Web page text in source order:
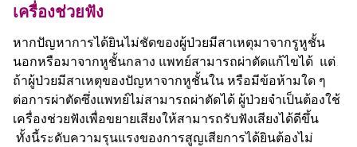
เครื่องช่วยฟัง
หากปัญหาการได้ยินไม่ชัดของผู้ป่วยมีสาเหตุมาจากรูหูชั้น
นอกหรือมาจากหูชั้นกลาง แพทย์สามารถผ่าตัดแก้ไขได้ แต่
ถ้าผู้ป่วยมีสาเหตุของปัญหาจากหูชั้นใน หรือมีข้อห้ามใด ๆ
ต่อการผ่าตัดซึ่งแพทย์ไม่สามารถผ่าตัดได้ ผู้ป่วยจำเป็นต้องใช้
เครื่องช่วยฟังเพื่อขยายเสียงให้สามารถรับฟังเสียงได้ดีขึ้น
ทั้งนี้ระดับความรุนแรงของการสูญเสียการได้ยินต้องไม่